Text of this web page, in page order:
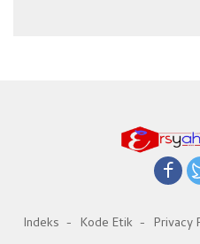
Indeks Kode Etik Privacy